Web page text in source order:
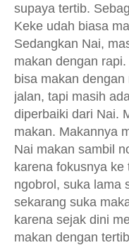
supaya tertib.
Keke udah biasa
Sedangkan Nai,
makan dengan
bisa makan
jalan, tapi masih
diperbaiki dari Nai.
makan. Makannya
Nai makan sambil
karena fokusnya ke
ngobrol, suka lama
sekarang suka
karena sejak dini
makan dengan